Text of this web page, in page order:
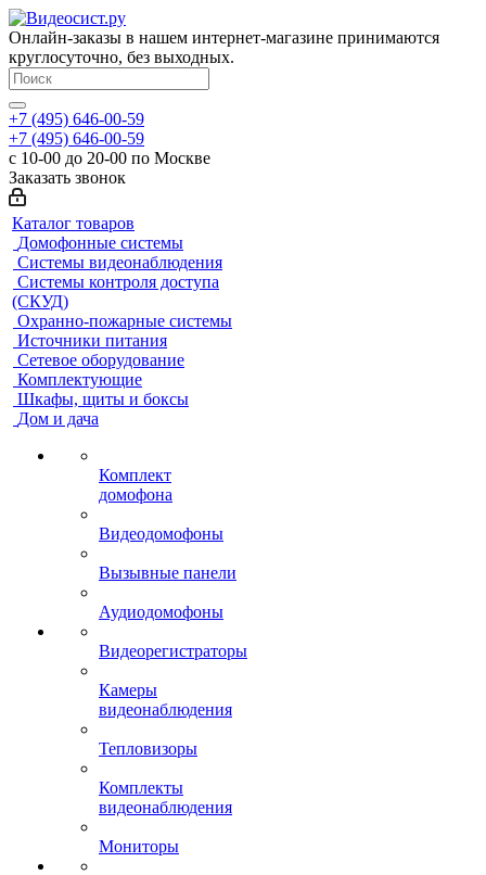
Онлайн-заказы в нашем интернет-магазине принимаются
круглосуточно, без выходных.
+7 (495) 646-00-59
+7 (495) 646-00-59
с 10-00 до 20-00 по Москве
Заказать звонок
Каталог товаров
Домофонные системы
Системы видеонаблюдения
Системы контроля доступа
(СКУД)
Охранно-пожарные системы
Источники питания
Сетевое оборудование
Комплектующие
Шкафы, щиты и боксы
Дом и дача
Комплект
домофона
Видеодомофоны
Вызывные панели
Аудиодомофоны
Видеорегистраторы
Камеры
видеонаблюдения
Тепловизоры
Комплекты
видеонаблюдения
Мониторы